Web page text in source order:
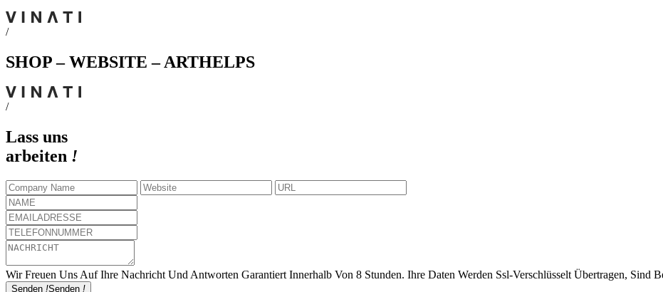
/
SHOP – WEBSITE – ARTHELPS
/
Lass uns
arbeiten !
Wir Freuen Uns Auf Ihre Nachricht Und Antworten Garantiert Innerhalb Von 8 Stunden. Ihre Daten Werden Ssl-Verschlüsselt Übertragen,
Senden !Senden !